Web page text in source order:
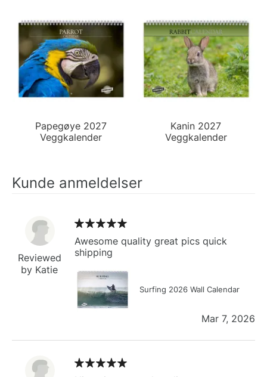
Papegøye 2027
Veggkalender
Kanin 2027
Veggkalender
Kunde anmeldelser
Reviewed
by Katie
Awesome quality great pics quick
shipping
Surfing 2026 Wall Calendar
Mar 7, 2026